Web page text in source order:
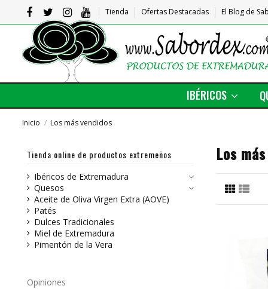
Tienda Ofertas Destacadas El Blog de
IBÉRICOS
Inicio Los más vendidos
Los
Tienda online de productos extremeños
Ibéricos de Extremadura
Quesos
Aceite de Oliva Virgen Extra (AOVE)
Patés
Dulces Tradicionales
Miel de Extremadura
Pimentón de la Vera
Opiniones